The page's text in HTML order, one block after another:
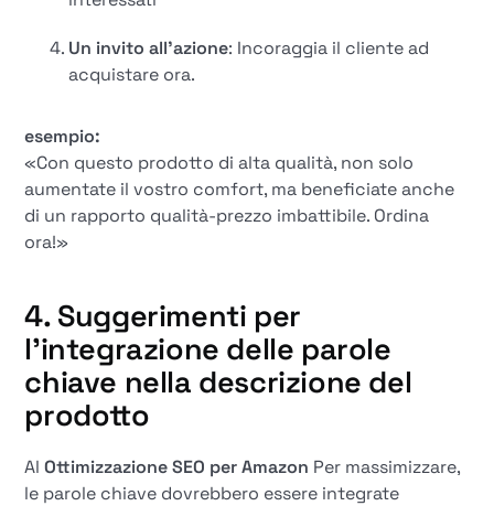
Un invito all'azione: Incoraggia il cliente ad
acquistare ora.
esempio:
«Con questo prodotto di alta qualità, non solo
aumentate il vostro comfort, ma beneficiate anche
di un rapporto qualità-prezzo imbattibile. Ordina
ora!»
4. Suggerimenti per
l'integrazione delle parole
chiave nella descrizione del
prodotto
AlOttimizzazione SEO per Amazon Per massimizzare,
le parole chiave dovrebbero essere integrate